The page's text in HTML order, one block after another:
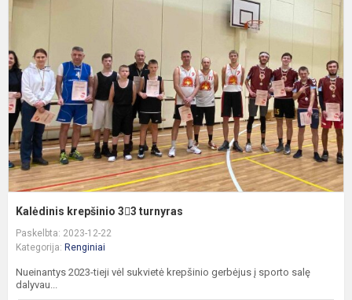
Kalėdinis krepšinio 33 turnyras
Paskelbta: 2023-12-22
Kategorija: Renginiai
Nueinantys 2023-tieji vėl sukvietė krepšinio gerbėjus į sporto salę
dalyvau...